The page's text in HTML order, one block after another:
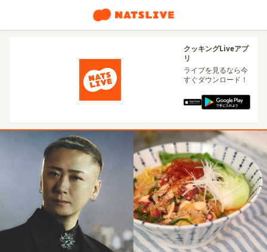
クッキングLiveアプ
リ
ライブを見るなら今
すぐダウンロード！